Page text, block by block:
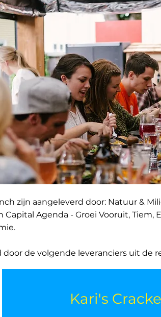
zijn aangeleverd door: Natuur &
Capital Agenda - Groei Vooruit,
de volgende leveranciers uit de
Kari's